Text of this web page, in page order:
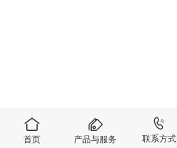
首页 产品与服务 联系方式